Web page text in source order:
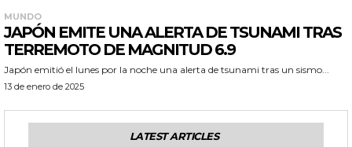
MUNDO
JAPÓN EMITE UNA ALERTA DE TSUNAMI TRAS
TERREMOTO DE MAGNITUD 6.9
Japón emitió el lunes por la noche una alerta de tsunami tras un sismo...
13 de enero de 2025
LATEST ARTICLES